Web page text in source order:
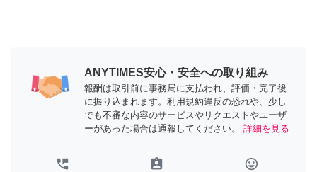
ANYTIMES安心・安全への取り組み
報酬は取引前に事務局に支払われ、評価・完了後
に振り込まれます。利用規約違反の恐れや、少し
でも不審な内容のサービスやリクエストやユーザ
ーがあった場合は通報してください。
詳細を見る
perm_phone_msg assignment_ind tag_faces